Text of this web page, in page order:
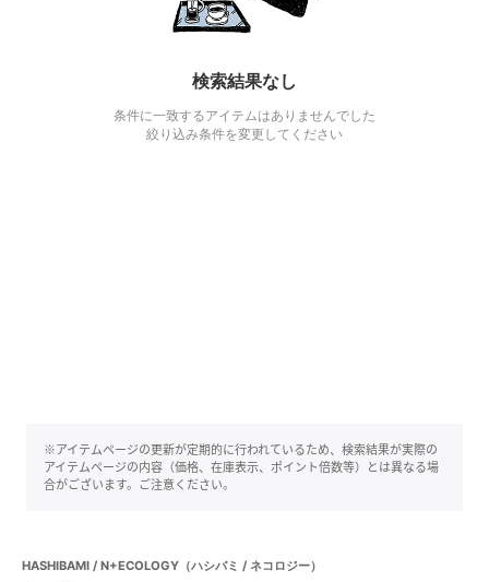
検索結果なし
条件に一致するアイテムはありませんでした
絞り込み条件を変更してください
※アイテムページの更新が定期的に行われているため、検索結果が実際の
アイテムページの内容（価格、在庫表示、ポイント倍数等）とは異なる場
合がございます。ご注意ください。
HASHIBAMI / N+ECOLOGY（ハシバミ / ネコロジー）